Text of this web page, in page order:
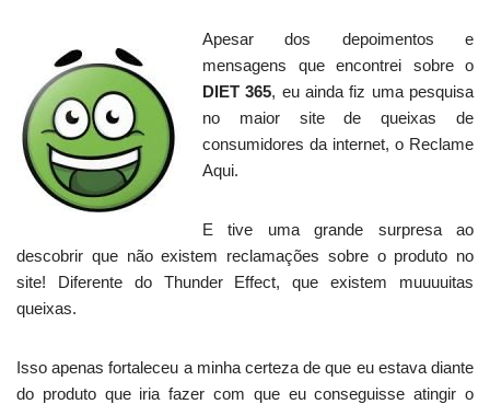
Apesar dos depoimentos e
mensagens que encontrei sobre o
DIET 365, eu ainda fiz uma pesquisa
no maior site de queixas de
consumidores da internet, o Reclame
Aqui.
E tive uma grande surpresa ao
descobrir que não existem reclamações sobre o produto no
site! Diferente do Thunder Effect, que existem muuuuitas
queixas.
Isso apenas fortaleceu a minha certeza de que eu estava diante
do produto que iria fazer com que eu conseguisse atingir o